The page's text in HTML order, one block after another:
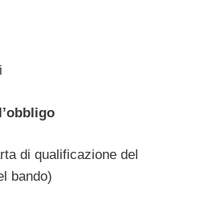
di qualificazione del
bando)